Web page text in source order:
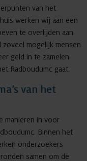
van het
werken wij aan een
te overlijden aan
zoveel mogelijk mensen
geld in te zamelen
Radboudumc gaat.
van het
manieren in voor
Binnen het
onderzoekers
samen om de